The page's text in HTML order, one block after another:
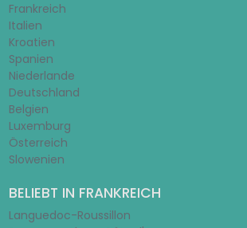
Frankreich
Italien
Kroatien
Spanien
Niederlande
Deutschland
Belgien
Luxemburg
Österreich
Slowenien
BELIEBT IN FRANKREICH
Languedoc-Roussillon